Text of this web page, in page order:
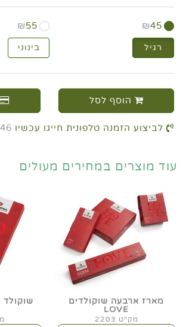
₪45
₪55
רגיל בינוני
הוסף לסל
לביצוע הזמנה טלפונית חייגו עכשיו
עוד מוצרים במחירים מעולים
מארז ארבעה שוקולדים
LOVE
מק"ט 2203